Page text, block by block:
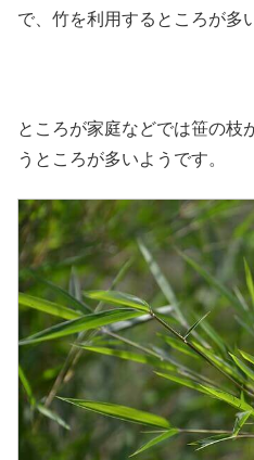
で、竹を利用するところが多
ところが家庭などでは笹の枝
うところが多いようです。